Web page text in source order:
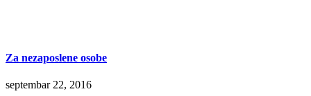
Za nezaposlene osobe
septembar 22, 2016